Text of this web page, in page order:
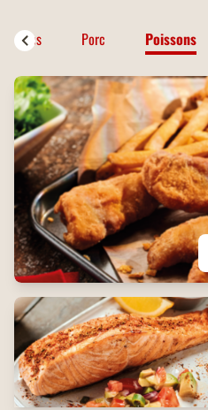
Salades Porc Poissons